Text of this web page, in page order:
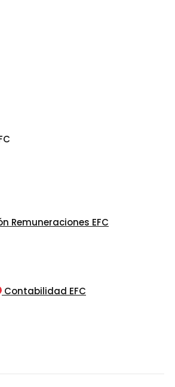
Remuneraciones EFC
Contabilidad EFC